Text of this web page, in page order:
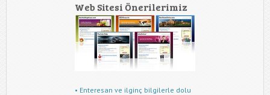
Web Sitesi Önerilerimiz
• Enteresan ve ilginç bilgilerle dolu